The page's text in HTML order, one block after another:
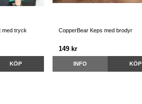
med tryck
KÖP
CopperBear Keps med brodyr
149 kr
INFO KÖP